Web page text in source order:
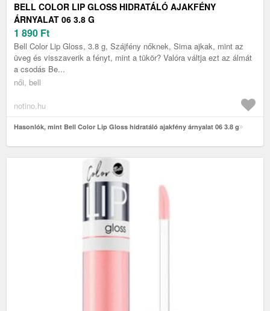
BELL COLOR LIP GLOSS HIDRATÁLÓ AJAKFÉNY
ÁRNYALAT 06 3.8 G
1 890 Ft
Bell Color Lip Gloss, 3.8 g, Szájfény nőknek, Sima ajkak, mint az
üveg és visszaverik a fényt, mint a tükör? Valóra váltja ezt az álmát
a csodás Be...
női, bell
notino.hu
Hasonlók, mint Bell Color Lip Gloss hidratáló ajakfény árnyalat 06 3.8 g